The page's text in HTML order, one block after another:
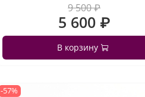
9 500 ₽
5 600 ₽
В корзину
-57%